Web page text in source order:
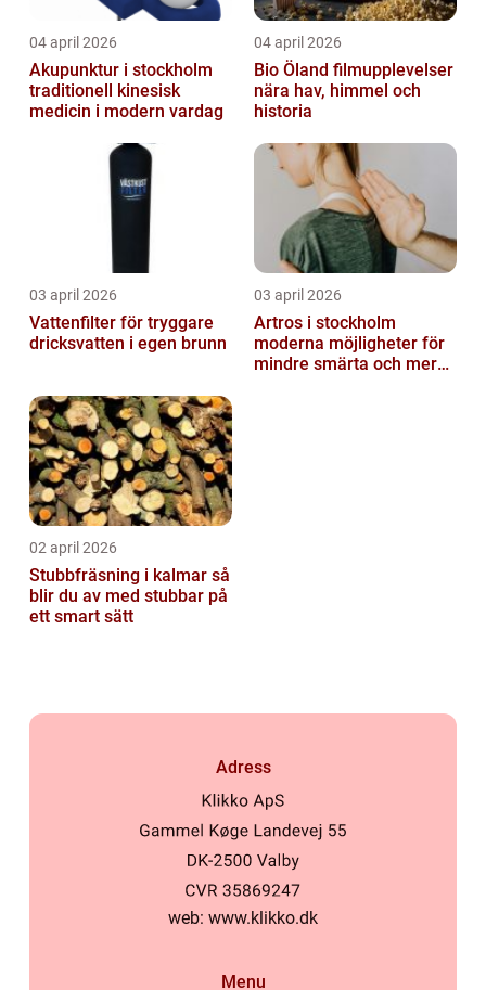
04 april 2026
Akupunktur i stockholm
traditionell kinesisk
medicin i modern vardag
04 april 2026
Bio Öland filmupplevelser
nära hav, himmel och
historia
03 april 2026
Vattenfilter för tryggare
dricksvatten i egen brunn
03 april 2026
Artros i stockholm
moderna möjligheter för
mindre smärta och mer
02 april 2026
Stubbfräsning i kalmar så
blir du av med stubbar på
ett smart sätt
Adress
web: www.klikko.dk
Menu